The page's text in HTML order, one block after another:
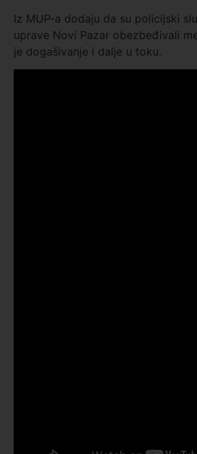
Iz MUP-a dodaju da su policijski
uprave Novi Pazar obezbeđivali
je dogašivanje i dalje u toku.
Email